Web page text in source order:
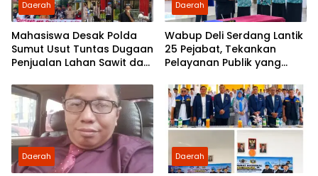
Daerah
Mahasiswa Desak Polda
Sumut Usut Tuntas Dugaan
Penjualan Lahan Sawit dan
Partai Demokrat Sumut
Daerah
Wabup Deli Serdang Lantik
25 Pejabat, Tekankan
Pelayanan Publik yang
Daerah Daerah